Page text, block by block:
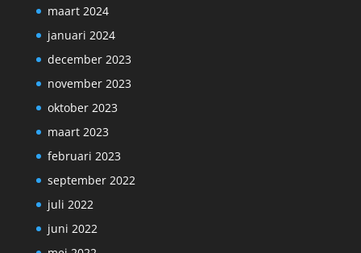
maart 2024
januari 2024
december 2023
november 2023
oktober 2023
maart 2023
februari 2023
september 2022
juli 2022
juni 2022